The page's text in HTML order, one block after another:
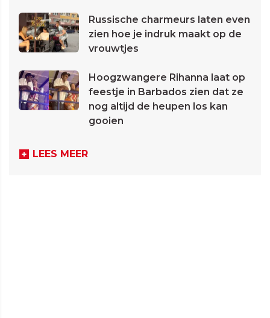
Russische charmeurs laten even
zien hoe je indruk maakt op de
vrouwtjes
Hoogzwangere Rihanna laat op
feestje in Barbados zien dat ze
nog altijd de heupen los kan
gooien
LEES MEER